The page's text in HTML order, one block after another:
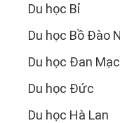
Du học Bỉ
Du học Bồ Đào
Du học Đan
Du học Đức
Du học Hà Lan